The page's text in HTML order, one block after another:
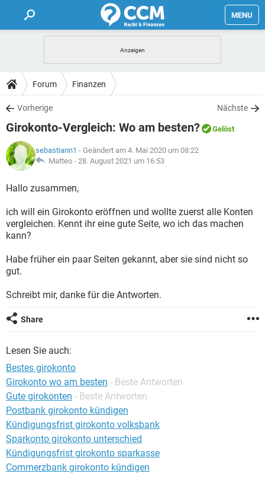
MENU
FORUM
TIPPS
Forum Finanzen
Vorherige Nächste
Girokonto-Vergleich: Wo am besten? Gelöst
sebastiann1 - Geändert am 4. Mai 2020 um 08:22
Matteo - 28. August 2021 um 16:53
Hallo zusammen,
ich will ein Girokonto eröffnen und wollte zuerst alle Konten
vergleichen. Kennt ihr eine gute Seite, wo ich das machen
kann?
Habe früher ein paar Seiten gekannt, aber sie sind nicht so
gut.
Schreibt mir, danke für die Antworten.
Share
Lesen Sie auch:
Bestes girokonto
Girokonto wo am besten - Beste Antworten
Gute girokonten - Beste Antworten
Postbank girokonto kündigen
Kündigungsfrist girokonto volksbank
Sparkonto girokonto unterschied
Kündigungsfrist girokonto sparkasse
Commerzbank girokonto kündigen